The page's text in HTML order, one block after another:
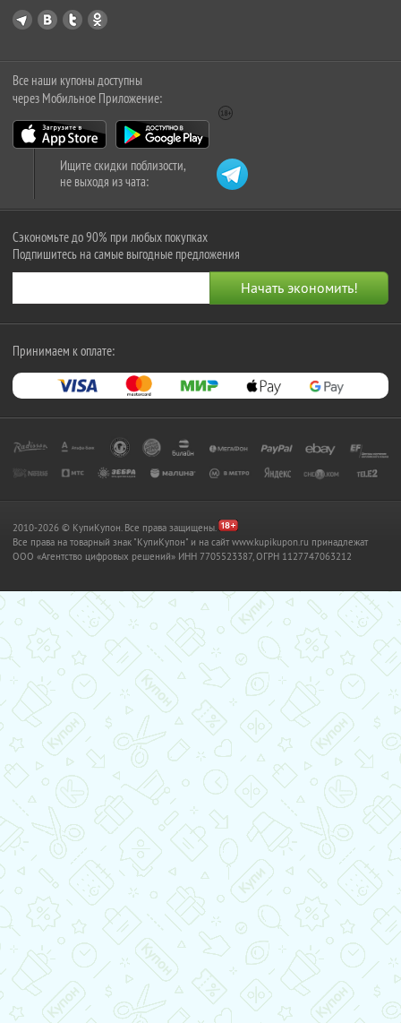
Все наши купоны доступны
через Мобильное Приложение:
Ищите скидки поблизости,
не выходя из чата:
Сэкономьте до 90% при любых покупках
Подпишитесь на самые выгодные предложения
Принимаем к оплате:
2010-2026 © КупиКупон. Все права защищены.
Все права на товарный знак "КупиКупон" и на сайт www.kupikupon.ru принадлежат
OOO «Агентство цифровых решений» ИНН 7705523387, ОГРН 1127747063212